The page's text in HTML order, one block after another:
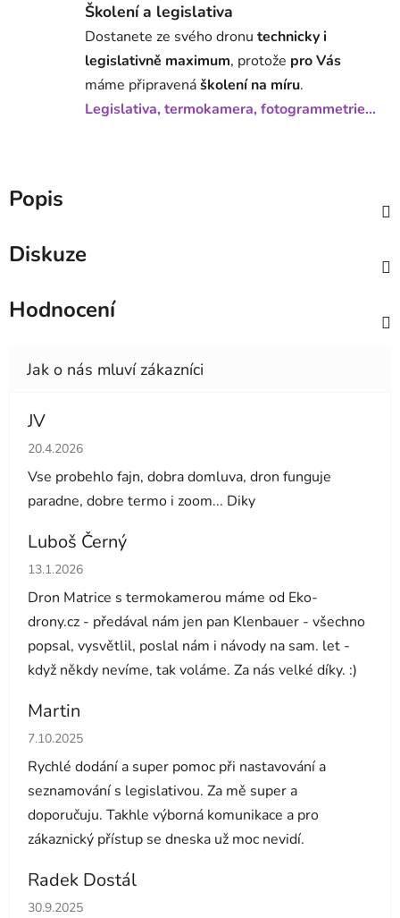
Školení a legislativa
Dostanete ze svého dronu technicky i
legislativně maximum, protože pro Vás
máme připravenáškolení na míru.
Legislativa, termokamera, fotogrammetrie...
Popis
Diskuze
Hodnocení
JV
Hodnocení obchodu je 5 z 5 hvězdiček.
20.4.2026
Vse probehlo fajn, dobra domluva, dron funguje
paradne, dobre termo i zoom... Diky
Luboš Černý
Hodnocení obchodu je 5 z 5 hvězdiček.
13.1.2026
Dron Matrice s termokamerou máme od Eko-
drony.cz - předával nám jen pan Klenbauer - všechno
popsal, vysvětlil, poslal nám i návody na sam. let -
když někdy nevíme, tak voláme. Za nás velké díky. :)
Martin
Hodnocení obchodu je 5 z 5 hvězdiček.
7.10.2025
Rychlé dodání a super pomoc při nastavování a
seznamování s legislativou. Za mě super a
doporučuju. Takhle výborná komunikace a pro
zákaznický přístup se dneska už moc nevidí.
Radek Dostál
Hodnocení obchodu je 5 z 5 hvězdiček.
30.9.2025